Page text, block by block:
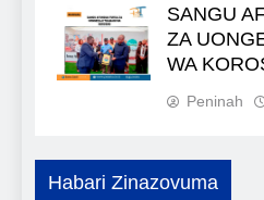
SANGU
ZA
WA
Peninah
Habari Zinazovuma